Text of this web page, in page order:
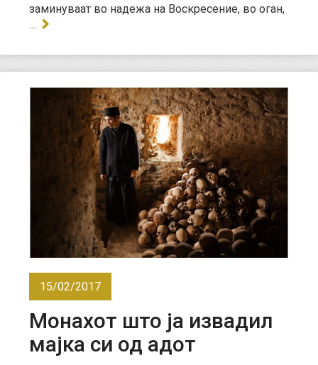
заминуваат во надежа на Воскресение, во оган,
…
15/02/2017
Монахот што ја извадил
мајка си од адот